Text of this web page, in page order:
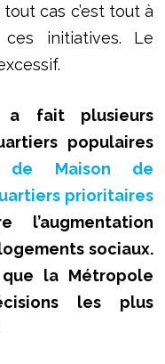
cas c’est tout à
initiatives. Le
a fait plusieurs
populaires
de Maison de
prioritaires
sociaux.
la Métropole
les plus